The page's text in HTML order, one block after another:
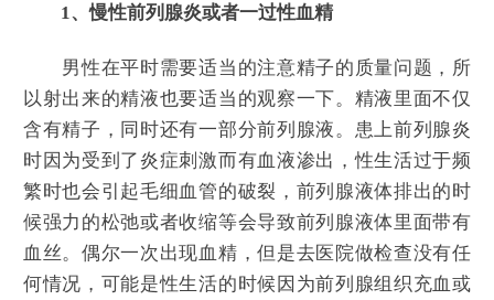
1、慢性前列腺炎或者一过性血精
男性在平时需要适当的注意精子的质量问题，所
以射出来的精液也要适当的观察一下。精液里面不仅
含有精子，同时还有一部分前列腺液。患上前列腺炎
时因为受到了炎症刺激而有血液渗出，性生活过于频
繁时也会引起毛细血管的破裂，前列腺液体排出的时
候强力的松弛或者收缩等会导致前列腺液体里面带有
血丝。偶尔一次出现血精，但是去医院做检查没有任
何情况，可能是性生活的时候因为前列腺组织充血或